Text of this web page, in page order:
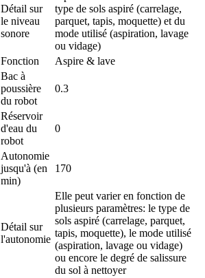
Détail sur
le niveau
sonore
type de sols aspiré (carrelage,
parquet, tapis, moquette) et du
mode utilisé (aspiration, lavage
ou vidage)
Fonction
Aspire & lave
Bac à
poussière
du robot
0.3
Réservoir
d'eau du
robot
0
Autonomie
jusqu'à (en
min)
170
Détail sur
l'autonomie
Elle peut varier en fonction de
plusieurs paramètres: le type de
sols aspiré (carrelage, parquet,
tapis, moquette), le mode utilisé
(aspiration, lavage ou vidage)
ou encore le degré de salissure
du sol à nettoyer